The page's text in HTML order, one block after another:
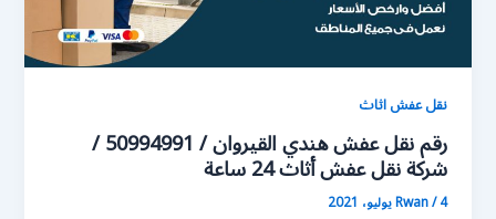
نقل عفش اثاث
رقم نقل عفش هندي القيروان / 50994991 /
شركة نقل عفش أثاث 24 ساعة
Rwan/4 يوليو، 2021